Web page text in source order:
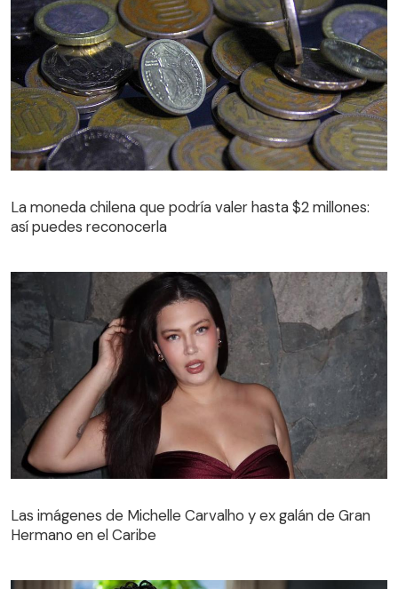
La moneda chilena que podría valer hasta $2 millones:
así puedes reconocerla
Las imágenes de Michelle Carvalho y ex galán de Gran
Hermano en el Caribe